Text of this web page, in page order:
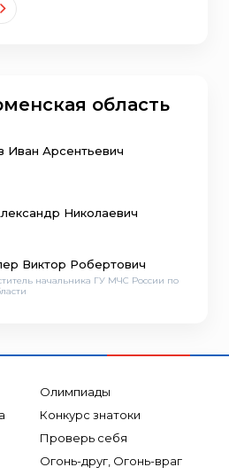
область
Иван Арсентьевич
Николаевич
Виктор Робертович
начальника ГУ МЧС России по
Олимпиады
Конкурс знатоки
Проверь себя
Огонь-друг, Огонь-враг